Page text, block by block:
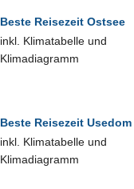
Beste Reisezeit Ostsee
inkl. Klimatabelle und
Klimadiagramm
Beste Reisezeit Usedom
inkl. Klimatabelle und
Klimadiagramm